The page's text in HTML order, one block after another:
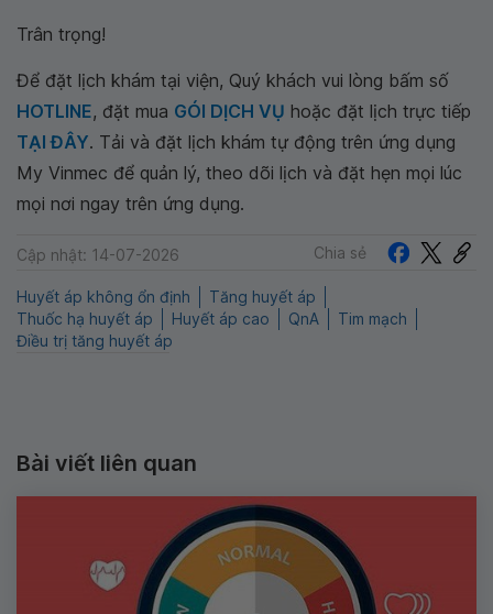
Trân trọng!
Để đặt lịch khám tại viện, Quý khách vui lòng bấm số
HOTLINE, đặt mua GÓI DỊCH VỤ hoặc đặt lịch trực tiếp
TẠI ĐÂY. Tải và đặt lịch khám tự động trên ứng dụng
My Vinmec để quản lý, theo dõi lịch và đặt hẹn mọi lúc
mọi nơi ngay trên ứng dụng.
Cập nhật: 14-07-2026 Chia sẻ
Huyết áp không ổn định
Tăng huyết áp
Thuốc hạ huyết áp
Huyết áp cao QnA
Tim mạch
Điều trị tăng huyết áp
Bài viết liên quan